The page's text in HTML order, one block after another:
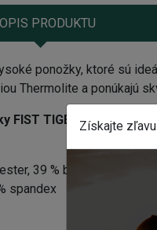
PRODUKTU
ponožky, ktoré sú
Thermolite a ponúkajú
FIST TIGER LONG
39 % bavlna, 15 %
spandex
Získajte